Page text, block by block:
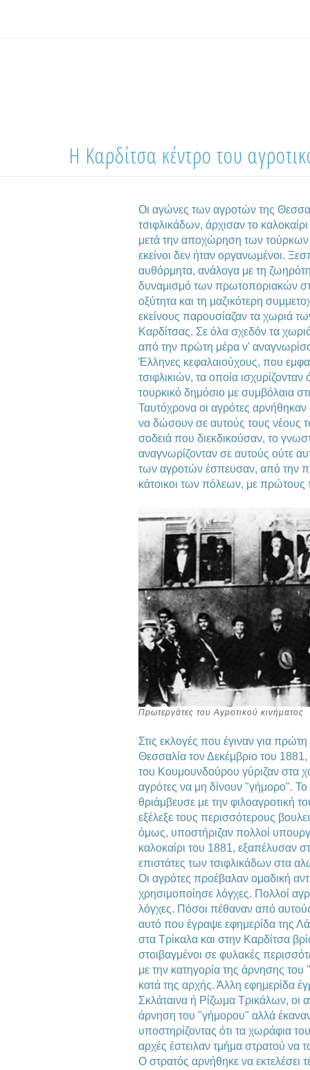
Η Καρδίτσα κέντρο του
Οι αγώνες των αγροτών της
τσιφλικάδων, άρχισαν το
μετά την αποχώρηση των
εκείνοι δεν ήταν οργανωμένοι.
αυθόρμητα, ανάλογα με τη
δυναμισμό των πρωτοποριακών
οξύτητα και τη μαζικότερη
εκείνους παρουσίαζαν τα χωριά
Καρδίτσας. Σε όλα σχεδόν τα
από την πρώτη μέρα ν'
Έλληνες κεφαλαιούχους, που
τσιφλικιών, τα οποία
τουρκικό δημόσιο με συμβόλαια
Ταυτόχρονα οι αγρότες
να δώσουν σε αυτούς τους νέους
σοδειά που διεκδικούσαν, το
αναγνωρίζονταν σε αυτούς ούτε
των αγροτών έσπευσαν, από την
κάτοικοι των πόλεων, με πρώτους
Πρωτεργάτες του Αγροτικού κινήματος
Στις εκλογές που έγιναν για
Θεσσαλία τον Δεκέμβριο του
του Κουμουνδούρου γύριζαν στα
αγρότες να μη δίνουν "γήμορο".
θριάμβευσε με την φιλοαγροτική
εξέλεξε τους περισσότερους
όμως, υποστήριζαν πολλοί
καλοκαίρι του 1881, εξαπέλυσαν
επιστάτες των τσιφλικάδων στα
Οι αγρότες προέβαλαν ομαδική
χρησιμοποίησε λόγχες. Πολλοί
λόγχες. Πόσοι πέθαναν από
αυτό που έγραψε εφημερίδα της
στα Τρίκαλα και στην Καρδίτσα
στοιβαγμένοι σε φυλακές
με την κατηγορία της άρνησης του
κατά της αρχής. Άλλη εφημερίδα
Σκλάταινα ή Ρίζωμα Τρικάλων, οι
άρνηση του "γήμορου" αλλά έκαναν
υποστηρίζοντας ότι τα χωράφια
αρχές έστειλαν τμήμα στρατού να
Ο στρατός αρνήθηκε να εκτελέσει